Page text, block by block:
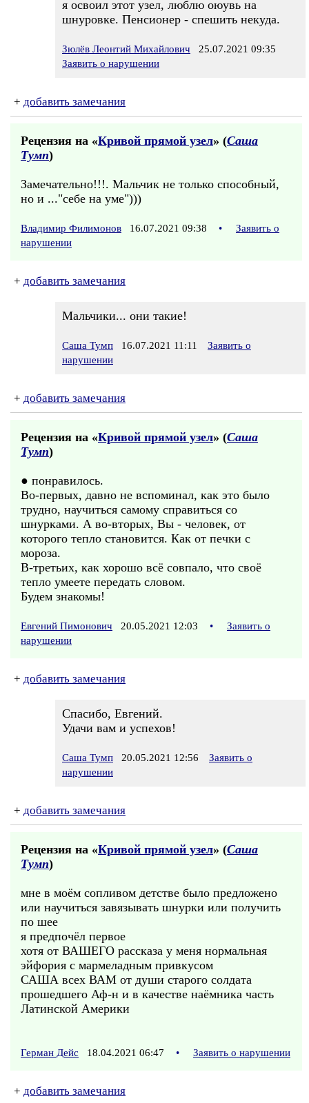
я освоил этот узел, люблю оюувь на
шнуровке. Пенсионер - спешить некуда.
Зюлёв Леонтий Михайлович 25.07.2021 09:35
Заявить о нарушении
+ добавить замечания
Рецензия на «Кривой прямой узел» (Саша
Тумп)
Замечательно!!!. Мальчик не только способный,
но и ..."себе на уме")))
Владимир Филимонов 16.07.2021 09:38 •
Заявить о
нарушении
+ добавить замечания
Мальчики... они такие!
Саша Тумп 16.07.2021 11:11
Заявить о
нарушении
+ добавить замечания
Рецензия на «Кривой прямой узел» (Саша
Тумп)
● понравилось.
Во-первых, давно не вспоминал, как это было
трудно, научиться самому справиться со
шнурками. А во-вторых, Вы - человек, от
которого тепло становится. Как от печки с
мороза.
В-третьих, как хорошо всё совпало, что своё
тепло умеете передать словом.
Будем знакомы!
Евгений Пимонович 20.05.2021 12:03 •
Заявить о
нарушении
+ добавить замечания
Спасибо, Евгений.
Удачи вам и успехов!
Саша Тумп 20.05.2021 12:56
Заявить о
нарушении
+ добавить замечания
Рецензия на «Кривой прямой узел» (Саша
Тумп)
мне в моём сопливом детстве было предложено
или научиться завязывать шнурки или получить
по шее
я предпочёл первое
хотя от ВАШЕГО рассказа у меня нормальная
эйфория с мармеладным привкусом
САША всех ВАМ от души старого солдата
прошедшего Аф-н и в качестве наёмника часть
Латинской Америки
Герман Дейс 18.04.2021 06:47 • Заявить о нарушении
+ добавить замечания